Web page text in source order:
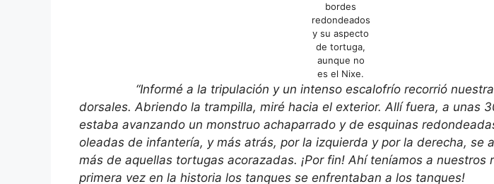
bordes
redondeados
y su aspecto
de tortuga,
aunque no
es el Nixe.
“Informé a la tripulación y un intenso escalofrío recorrió
dorsales. Abriendo la trampilla, miré hacia el exterior. Allí fuera, a unas
estaba avanzando un monstruo achaparrado y de esquinas
oleadas de infantería, y más atrás, por la izquierda y por la derecha, se
más de aquellas tortugas acorazadas. ¡Por fin! Ahí teníamos a nuestros
primera vez en la historia los tanques se enfrentaban a los tanques!